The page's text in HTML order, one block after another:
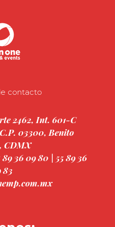
contacto
2462, Int. 601-C
03300, Benito
CDMX
36 09 80 | 55 89 36
83